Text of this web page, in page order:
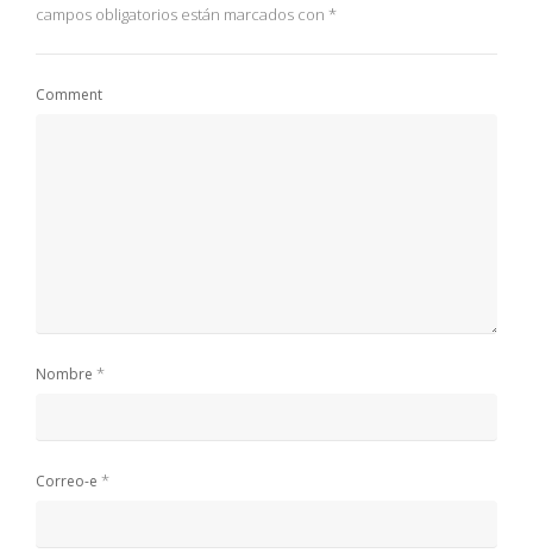
campos obligatorios están marcados con *
Comment
Nombre *
Correo-e *